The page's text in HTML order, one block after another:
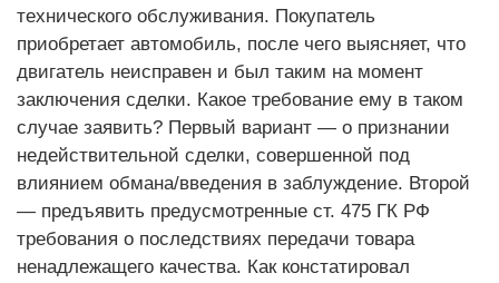
технического обслуживания. Покупатель
приобретает автомобиль, после чего выясняет, что
двигатель неисправен и был таким на момент
заключения сделки. Какое требование ему в таком
случае заявить? Первый вариант — о признании
недействительной сделки, совершенной под
влиянием обмана/введения в заблуждение. Второй
— предъявить предусмотренные ст. 475 ГК РФ
требования о последствиях передачи товара
ненадлежащего качества. Как констатировал